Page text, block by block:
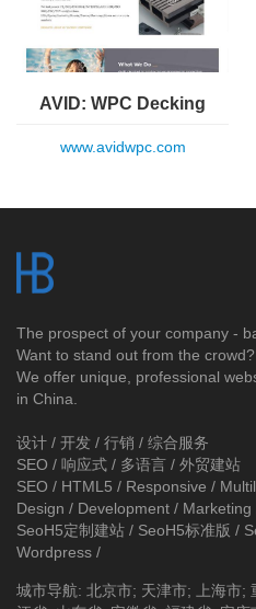
AVID: WPC Decking
www.avidwpc.com
The prospect of your company -
Want to stand out from the crowd?
We offer unique, professional
in China.
设计 / 开发 / 行销 / 综合服务
SEO / 响应式 / 多语言 / 外贸建站
SEO / HTML5 / Responsive /
Design / Development / Marketing
SeoH5定制建站 / SeoH5标准版 /
Wordpress /
城市导航: 北京市; 天津市; 上海市;